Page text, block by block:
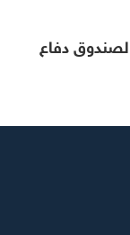
لصندوق دفاع